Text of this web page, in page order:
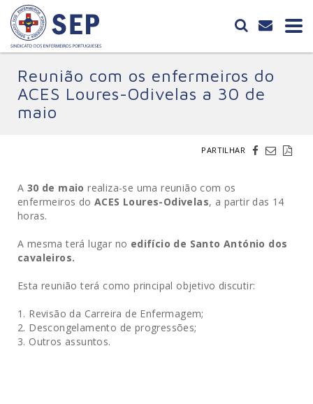
Reunião com os enfermeiros do
ACES Loures-Odivelas a 30 de
maio
PARTILHAR
A 30 de maio realiza-se uma reunião com os
enfermeiros doACES Loures-Odivelas, a partir das 14
horas.
A mesma terá lugar no edifício de Santo António dos
cavaleiros.
Esta reunião terá como principal objetivo discutir:
Revisão da Carreira de Enfermagem;
Descongelamento de progressões;
Outros assuntos.